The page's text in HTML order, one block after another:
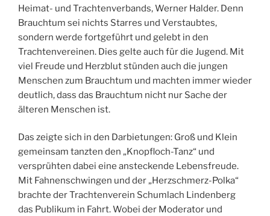
Heimat- und Trachtenverbands, Werner Halder. Denn
Brauchtum sei nichts Starres und Verstaubtes,
sondern werde fortgeführt und gelebt in den
Trachtenvereinen. Dies gelte auch für die Jugend. Mit
viel Freude und Herzblut stünden auch die jungen
Menschen zum Brauchtum und machten immer wieder
deutlich, dass das Brauchtum nicht nur Sache der
älteren Menschen ist.
Das zeigte sich in den Darbietungen: Groß und Klein
gemeinsam tanzten den „Knopfloch-Tanz“ und
versprühten dabei eine ansteckende Lebensfreude.
Mit Fahnenschwingen und der „Herzschmerz-Polka“
brachte der Trachtenverein Schumlach Lindenberg
das Publikum in Fahrt. Wobei der Moderator und